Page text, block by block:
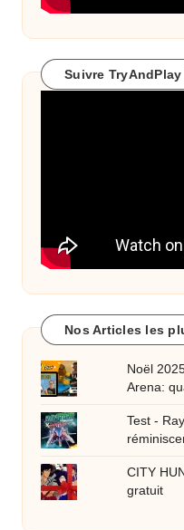
Suivre
Nos Articles les
Noël
Arena:
Test -
CITY
gratuit